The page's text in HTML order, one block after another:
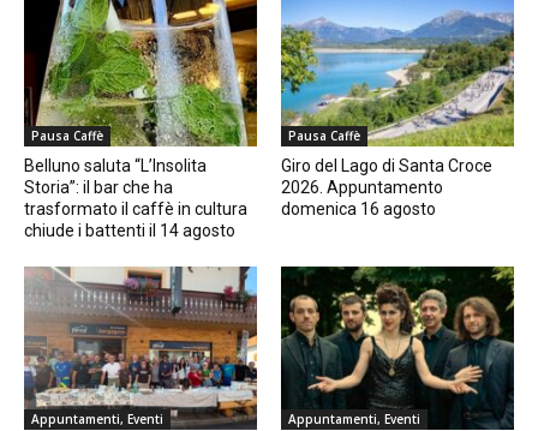
Pausa Caffè
Belluno saluta “L’Insolita
Storia”: il bar che ha
trasformato il caffè in cultura
chiude i battenti il 14 agosto
Pausa Caffè
Giro del Lago di Santa Croce
2026. Appuntamento
domenica 16 agosto
Appuntamenti, Eventi Appuntamenti, Eventi